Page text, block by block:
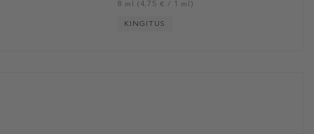
8 ml (4,75 € / 1 ml)
KINGITUS